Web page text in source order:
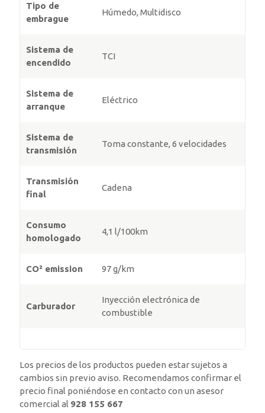
Tipo de
embrague
Húmedo, Multidisco
Sistema de
encendido
TCI
Sistema de
arranque
Eléctrico
Sistema de
transmisión
Toma constante, 6 velocidades
Transmisión
final
Cadena
Consumo
homologado
4,1 l/100km
CO² emission 97 g/km
Carburador
Inyección electrónica de
combustible
Los precios de los productos pueden estar sujetos a
cambios sin previo aviso. Recomendamos confirmar el
precio final poniéndose en contacto con un asesor
comercial al 928 155 667